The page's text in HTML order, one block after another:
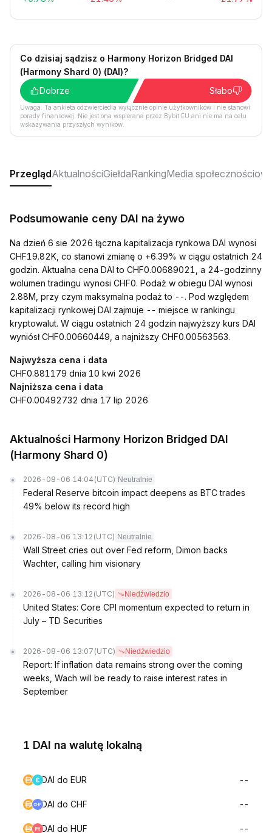
Co dzisiaj sądzisz o Harmony Horizon Bridged DAI
(Harmony Shard 0) (DAI)?
Dobrze
Słabo
Uwaga: Ta ankieta odzwierciedla wyłącznie opinie użytkowników i nie stanowi
porady finansowej. Nie jest ona wspierana przez Bybit EU ani nie ma na celu
wskazywania przyszłych wyników.
PrzeglądAktualnościGiełdaRankingMedia
Podsumowanie ceny DAI na żywo
Na dzień 6 sie 2026 łączna kapitalizacja rynkowa DAI wynosi
CHF19.82K, co stanowi zmianę o +6.39% w ciągu ostatnich 24
godzin. Aktualna cena DAI to CHF0.00689021, a 24-godzinny
wolumen tradingu wynosi CHF0. Podaż w obiegu DAI wynosi
2.88M, przy czym maksymalna podaż to --. Pod względem
kapitalizacji rynkowej DAI zajmuje -- miejsce w rankingu
kryptowalut. W ciągu ostatnich 24 godzin najwyższy kurs DAI
wyniósł CHF0.00660449, a najniższy CHF0.00563563.
Najwyższa cena i data
CHF0.881179 dnia 10 kwi 2026
Najniższa cena i data
CHF0.00492732 dnia 17 lip 2026
Aktualności Harmony Horizon Bridged DAI
(Harmony Shard 0)
2026-08-06 14:04 (UTC) Neutralnie
Federal Reserve bitcoin impact deepens as BTC trades
49% below its record high
2026-08-06 13:12 (UTC) Neutralnie
Wall Street cries out over Fed reform, Dimon backs
Wachter, calling him visionary
2026-08-06 13:12 (UTC) Niedźwiedzio
United States: Core CPI momentum expected to return in
July – TD Securities
2026-08-06 13:07 (UTC) Niedźwiedzio
Report: If inflation data remains strong over the coming
weeks, Wach will be ready to raise interest rates in
September
1 DAI na walutę lokalną
DAI do EUR --
DAI do CHF --
DAI do HUF --